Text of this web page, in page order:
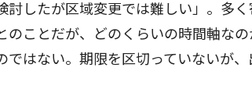
討したが区域変更では難しい」。多
のことだが、どのくらいの時間軸な
ではない。期限を区切っていないが